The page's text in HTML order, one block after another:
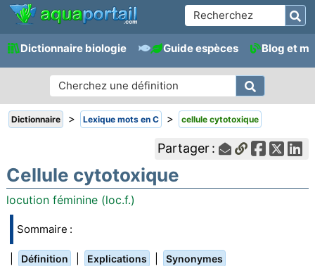
Dictionnaire biologie Guide espèces Blog et
Dictionnaire > Lexique mots en C > cellule cytotoxique
Partager :
Cellule cytotoxique
locution féminine (loc.f.)
Sommaire :
Définition Explications Synonymes